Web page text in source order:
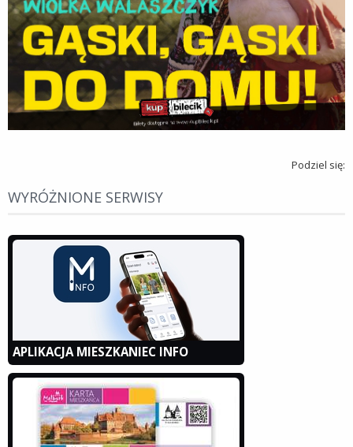
Podziel się:
WYRÓŻNIONE SERWISY
APLIKACJA MIESZKANIEC INFO